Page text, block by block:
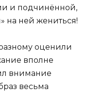
и подчинённой,
на ней жениться!
оценили
вполне
внимание
весьма